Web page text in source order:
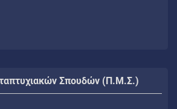
Σπουδών (Π.Μ.Σ.)